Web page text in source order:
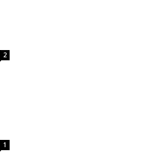
2
1